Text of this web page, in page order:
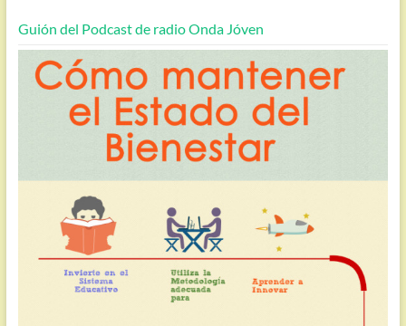
Guión del Podcast de radio Onda Jóven